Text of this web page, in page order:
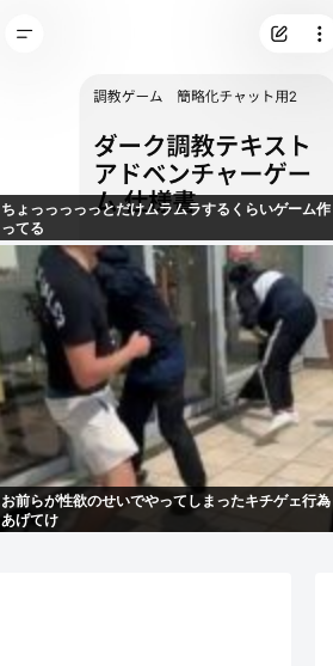
ちょっっっっっとだけムラムラするくらいゲーム作
ってる
お前らが性欲のせいでやってしまったキチゲェ行為
あげてけ